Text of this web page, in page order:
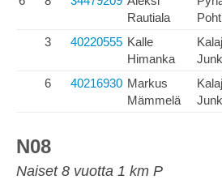
Rautiala
3 40220555 Kalle
Himanka
6 40216930 Markus
Mämmelä
N08
Naiset 8 vuotta 1 km P